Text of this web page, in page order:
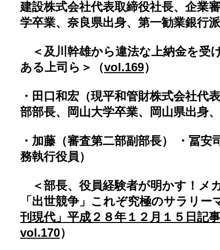
建設株式会社代表取締役社長、企業
学卒業、奈良県出身、第一勧業銀行
＜及川幹雄から違法な上納金を受
ある上司ら＞（vol.169）
・田口和宏（現平和管財株式会社代
部部長、岡山大学卒業、岡山県出身
・加藤（審査第二部副部長） ・冨安
務執行役員）
＜部長、役員経験者が明かす！メ
「出世競争」これぞ究極のサラリー
刊現代」平成２８年１２月１５日記
vol.170）